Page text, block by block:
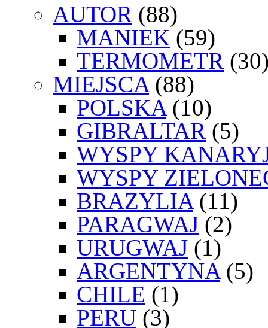
AUTOR (88)
MANIEK (59)
TERMOMETR
MIEJSCA(88)
POLSKA(10)
GIBRALTAR (5)
WYSPY
WYSPY
BRAZYLIA(11)
PARAGWAJ (2)
URUGWAJ (1)
ARGENTYNA(5)
CHILE (1)
PERU (3)